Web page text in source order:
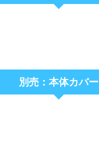
別売：本体カバー